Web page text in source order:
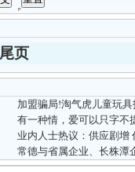
尾页
有一种情，爱可以只字不
业内人士热议：供应剧增
常德与省属企业、长株潭